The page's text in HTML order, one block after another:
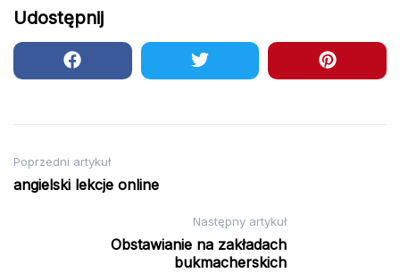
Udostępnij
Nawigacja
wpisu
Poprzedni artykuł
angielski lekcje online
Następny artykuł
Obstawianie na zakładach
bukmacherskich